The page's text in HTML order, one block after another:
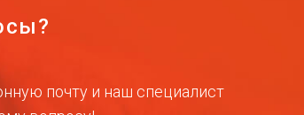
почту и наш специалист